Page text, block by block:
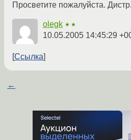
Просветите пожалуйста.
olegk ★★
10.05.2005 14:45:29
Ссылка
←